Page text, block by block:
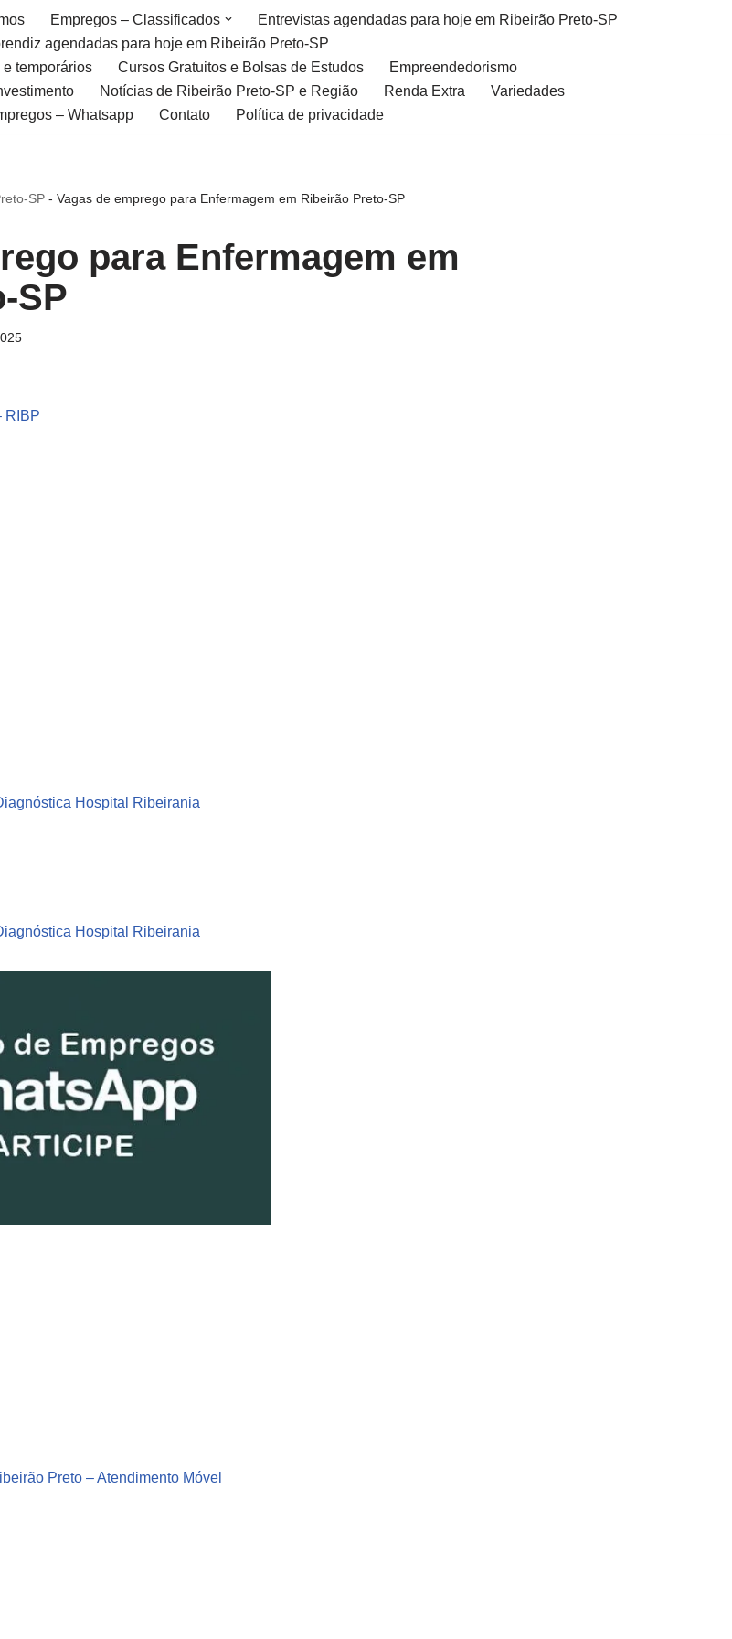
Empregos – Classificados
Entrevistas agendadas para hoje em Ribeirão Preto-SP
agendadas para hoje em Ribeirão Preto-SP
temporários
Cursos Gratuitos e Bolsas de Estudos
Empreendedorismo
Notícias de Ribeirão Preto-SP e Região Renda Extra
Variedades
– Whatsapp Contato Política de privacidade
SP- Vagas de emprego para Enfermagem em Ribeirão Preto-SP
para Enfermagem em
SP
RIBP
Hospital Ribeirania
Hospital Ribeirania
Preto – Atendimento Móvel